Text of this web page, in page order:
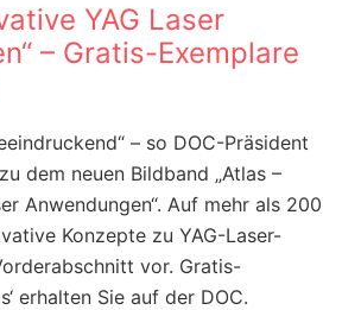
YAG Laser
– Gratis-Exemplare
– so DOC-Präsident
dem neuen Bildband „Atlas –
Anwendungen“. Auf mehr als 200
Konzepte zu YAG-Laser-
vor. Gratis-
erhalten Sie auf der DOC.